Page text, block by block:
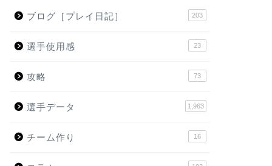
ブログ［プレイ日記］ 203
選手使用感 23
攻略 73
選手データ 1,963
チーム作り 16